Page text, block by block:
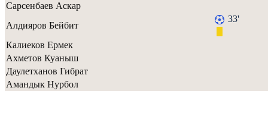
Сарсенбаев Аскар
Алдияров Бейбит
33'
Калиеков Ермек
Ахметов Куаныш
Даулетханов Гибрат
Амандык Нурбол